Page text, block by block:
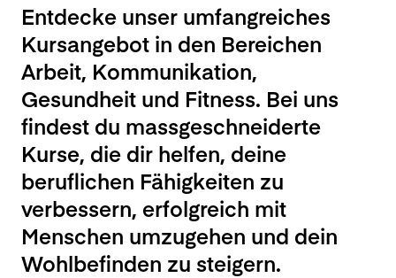
Entdecke unser umfangreiches
Kursangebot in den Bereichen
Arbeit, Kommunikation,
Gesundheit und Fitness. Bei uns
findest du massgeschneiderte
Kurse, die dir helfen, deine
beruflichen Fähigkeiten zu
verbessern, erfolgreich mit
Menschen umzugehen und dein
Wohlbefinden zu steigern.